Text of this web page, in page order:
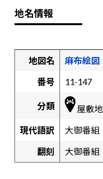
地名情報
地図名
麻布絵図
番号
11-147
分類
屋敷地
現代語訳
大御番組
翻刻
大御番組